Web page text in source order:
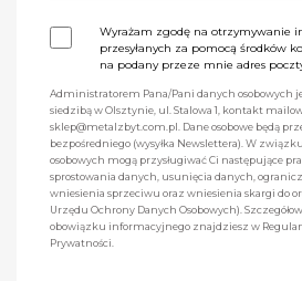
Wyrażam zgodę na otrzymywanie
przesyłanych za pomocą środków
na podany przeze mnie adres
Administratorem Pana/Pani danych osobowych
siedzibą w Olsztynie, ul. Stalowa 1, kontakt
sklep@metalzbyt.com.pl. Dane osobowe będą
bezpośredniego (wysyłka Newslettera). W
osobowych mogą przysługiwać Ci następujące
sprostowania danych, usunięcia danych,
wniesienia sprzeciwu oraz wniesienia skargi do
Urzędu Ochrony Danych Osobowych).
obowiązku informacyjnego znajdziesz w
Prywatności.